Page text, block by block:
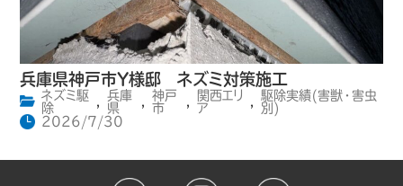
兵庫県神戸市Y様邸 ネズミ対策施工
ネズミ駆
除
兵庫
県
神戸
市
関西エリ
ア
駆除実績(害獣・害虫
別)
2026/7/30